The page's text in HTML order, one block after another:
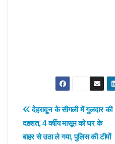
Post
navigation
देहरादून के सीगली में गुलदार की
दहशत, 4 वर्षीय मासूम को घर के
बाहर से उठा ले गया, पुलिस की टीमों